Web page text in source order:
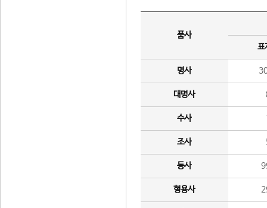
품사
표
명사
대명사
수사
조사
동사
형용사